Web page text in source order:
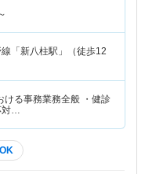
線「新八柱駅」（徒歩12
ける事務業務全般 ・健診
…